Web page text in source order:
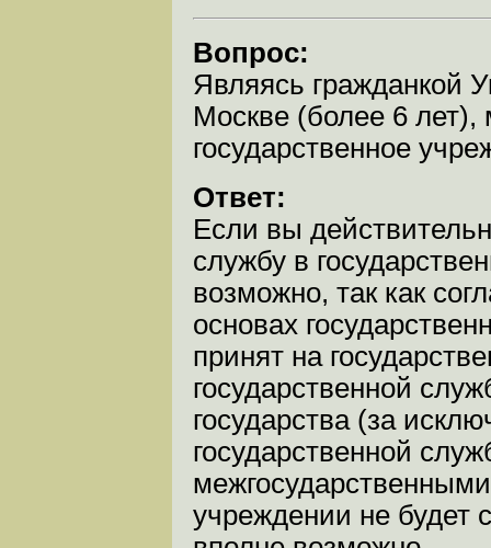
Вопрос:
Являясь гражданкой
Москве (более 6 лет),
государственное
Ответ:
Если вы
службу в
возможно, так как
основах
принят на
государственной
государства (за
государственной
учреждении не будет